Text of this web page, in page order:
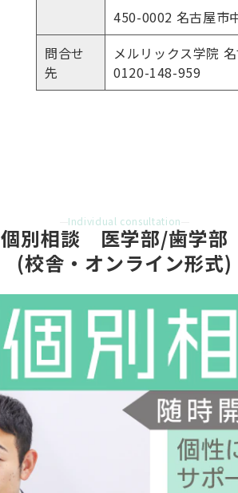
450-0002 名古屋市
問合せ
先
メルリックス学院
0120-148-959
Individual consultation
個別相談　医学部/歯学部
(校舎・オンライン形式)